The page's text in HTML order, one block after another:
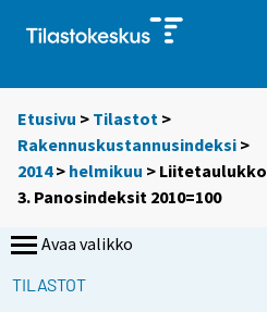
Etusivu > Tilastot >
Rakennuskustannusindeksi >
2014> helmikuu > Liitetaulukko
3. Panosindeksit 2010=100
Avaa valikko
TILASTOT